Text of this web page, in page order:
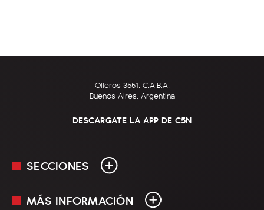
Olleros 3551, C.A.B.A.
Buenos Aires, Argentina
DESCARGATE LA APP DE C5N
SECCIONES
En Vivo
MÁS INFORMACIÓN